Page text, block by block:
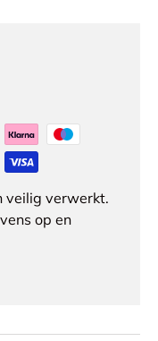
veilig verwerkt.
op en